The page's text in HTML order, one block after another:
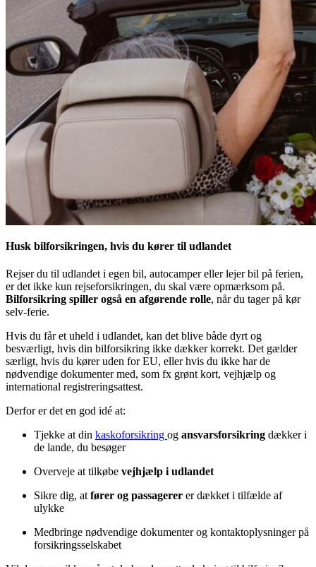
Husk bilforsikringen, hvis du kører til udlandet
Rejser du til udlandet i egen bil, autocamper eller lejer bil på ferien,
er det ikke kun rejseforsikringen, du skal være opmærksom på.
Bilforsikring spiller også en afgørende rolle, når du tager på kør
selv-ferie.
Hvis du får et uheld i udlandet, kan det blive både dyrt og
besværligt, hvis din bilforsikring ikke dækker korrekt. Det gælder
særligt, hvis du kører uden for EU, eller hvis du ikke har de
nødvendige dokumenter med, som fx grønt kort, vejhjælp og
international registreringsattest.
Derfor er det en god idé at:
Tjekke at din kaskoforsikring og ansvarsforsikring dækker i
de lande, du besøger
Overveje at tilkøbe vejhjælp i udlandet
Sikre dig, at fører og passagerer er dækket i tilfælde af
ulykke
Medbringe nødvendige dokumenter og kontaktoplysninger på
forsikringsselskabet